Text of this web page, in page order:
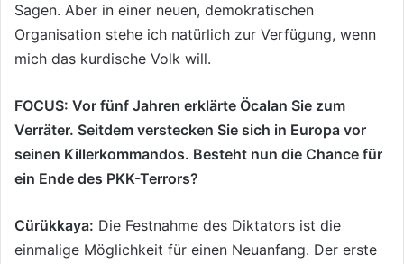
Sagen. Aber in einer neuen, demokratischen
Organisation stehe ich natürlich zur Verfügung, wenn
mich das kurdische Volk will.
FOCUS: Vor fünf Jahren erklärte Öcalan Sie zum
Verräter. Seitdem verstecken Sie sich in Europa vor
seinen Killerkommandos. Besteht nun die Chance für
ein Ende des PKK-Terrors?
Cürükkaya: Die Festnahme des Diktators ist die
einmalige Möglichkeit für einen Neuanfang. Der erste